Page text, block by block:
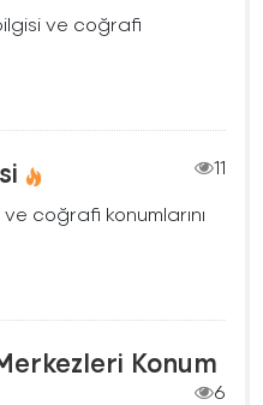
ve coğrafi
11
coğrafi konumlarını
Konum
6